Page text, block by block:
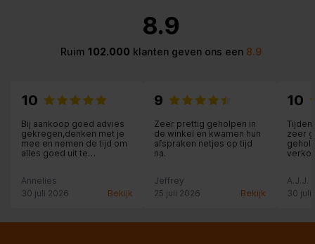
8.9
Ruim 102.000 klanten geven ons een8.9
10
Bij aankoop goed advies
gekregen,denken met je
mee en nemen de tijd om
alles goed uit te
na de levering zag ik op
de site dat de wasmachine
was,balen natuurlijk.heb
Annelies
30 juli 2026
Bekijk
9
Zeer prettig geholpen in
de winkel en kwamen hun
afspraken netjes op tijd
na.
Jeffrey
25 juli 2026
Bekijk
10
zeer
die
A.J.J.
30 juli